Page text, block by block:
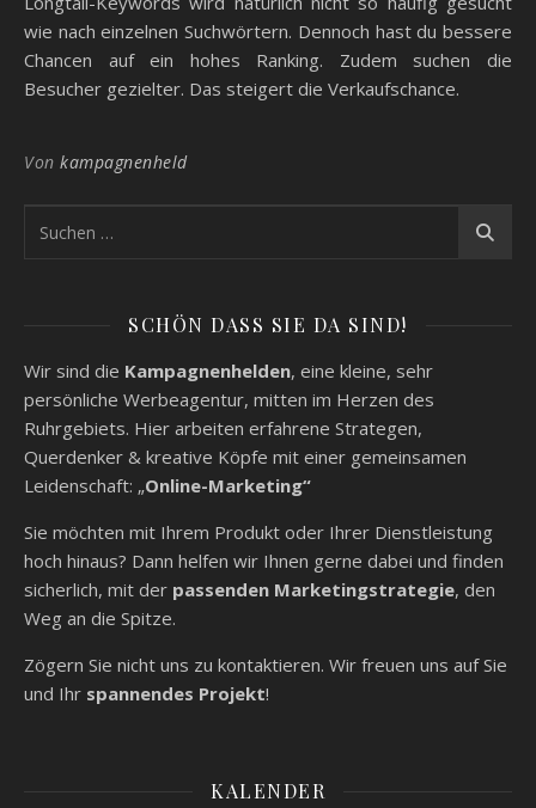
wie nach einzelnen Suchwörtern. Dennoch hast du bessere
Chancen auf ein hohes Ranking. Zudem suchen die
Besucher gezielter. Das steigert die Verkaufschance.
Von kampagnenheld
SCHÖN DASS SIE DA SIND!
Wir sind die Kampagnenhelden, eine kleine, sehr
persönliche Werbeagentur, mitten im Herzen des
Ruhrgebiets. Hier arbeiten erfahrene Strategen,
Querdenker & kreative Köpfe mit einer gemeinsamen
Leidenschaft: „Online-Marketing“
Sie möchten mit Ihrem Produkt oder Ihrer Dienstleistung
hoch hinaus? Dann helfen wir Ihnen gerne dabei und finden
sicherlich, mit der passenden Marketingstrategie, den
Weg an die Spitze.
Zögern Sie nicht uns zu kontaktieren. Wir freuen uns auf Sie
und Ihr spannendes Projekt!
KALENDER